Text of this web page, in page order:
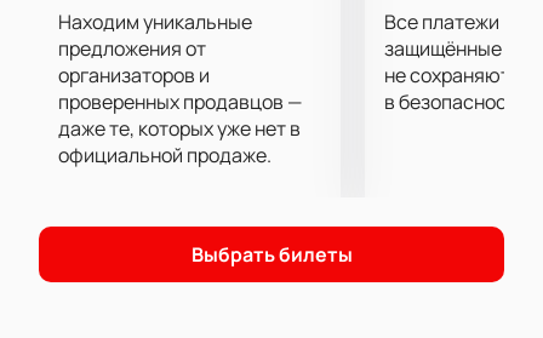
Находим уникальные
предложения от
организаторов и
проверенных продавцов —
даже те, которых уже нет в
официальной продаже.
Все платежи
защищённые
не сохраняются
в безопасности.
Выбрать билеты